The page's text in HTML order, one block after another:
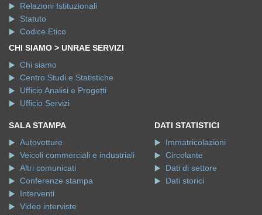
Relazioni Istituzionali
Statuto
Codice Etico
CHI SIAMO > UNRAE SERVIZI
Chi siamo
Centro Studi e Statistiche
Ufficio Analisi e Progetti
Ufficio Servizi
SALA STAMPA
Autovetture
Veicoli commerciali e industriali
Altri comunicati
Conferenze stampa
Interventi
Video interviste
DATI STATISTICI
Immatricolazioni
Circolante
Dati di settore
Dati storici